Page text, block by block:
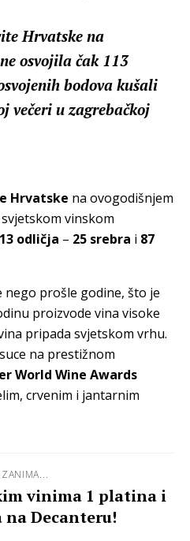
Hrvatske na
osvojila čak 113
bodova kušali
večeri u zagrebačkoj
Hrvatske na ovogodišnjem
vinskom
odličja – 25 srebra i 87
nego prošle godine, što je
proizvode vina visoke
pripada svjetskom vrhu.
na prestižnom
World Wine Awards
crvenim i jantarnim
vinima 1 platina i
na Decanteru!